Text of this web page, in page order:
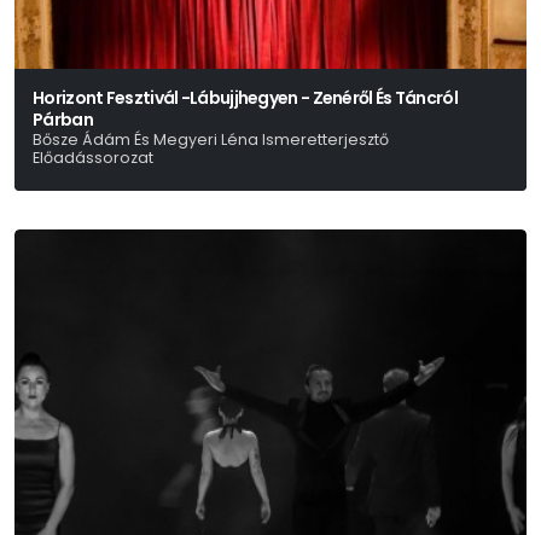
Horizont Fesztivál -Lábujjhegyen - Zenéről És Táncról
Párban
Bősze Ádám És Megyeri Léna Ismeretterjesztő
Előadássorozat